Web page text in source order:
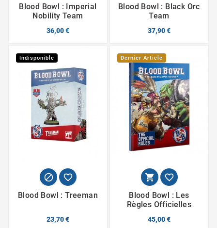
Blood Bowl : Imperial
Nobility Team
36,00 €
Blood Bowl : Black Orc
Team
37,90 €
Indisponible
 
Blood Bowl : Treeman
23,70 €
Dernier Article
 
Blood Bowl : Les
Règles Officielles
45,00 €